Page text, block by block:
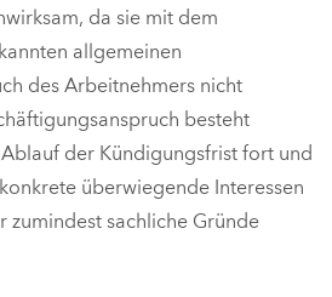
da sie mit dem
allgemeinen
des Arbeitnehmers nicht
besteht
der Kündigungsfrist fort und
überwiegende Interessen
zumindest sachliche Gründe